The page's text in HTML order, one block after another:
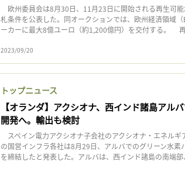
欧州委員会は8月30日、11月23日に開始される再生可
札条件を公表した。同オークションでは、欧州経済領域（
ーカーに最大8億ユーロ（約1,200億円）を交付する。
2023/09/20
トップニュース
【オランダ】アクシオナ、西インド諸島アル
開発へ。輸出も検討
スペイン電力アクシオナ子会社のアクシオナ・エネルギ
の国営インフラ各社は8月29日、アルバでのグリーン水素
を締結したと発表した。アルバは、西インド諸島の南端